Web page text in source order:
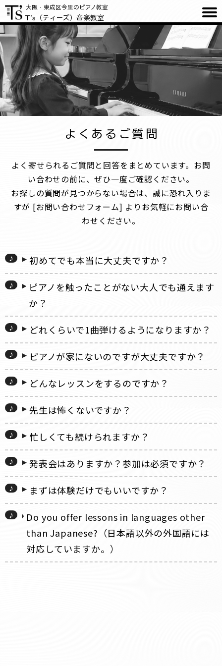
大阪・東成区今里のピアノ教室
T’s（ティーズ）音楽教室
音楽教室のご案内
コース / 料金
ミドル・シニア
よくあるご質問
ピアノ練習室
お問い合わせ
よくあるご質問
よく寄せられるご質問と回答をまとめています。お問
い合わせの前に、ぜひ一度ご確認ください。
お探しの質問が見つからない場合は、誠に恐れ入りま
すが [お問い合わせフォーム] よりお気軽にお問い合
わせください。
初めてでも本当に大丈夫ですか？
ピアノを触ったことがない大人でも通えます
か？
どれくらいで1曲弾けるようになりますか？
ピアノが家にないのですが大丈夫ですか？
どんなレッスンをするのですか？
先生は怖くないですか？
忙しくても続けられますか？
発表会はありますか？参加は必須ですか？
まずは体験だけでもいいですか？
Do you offer lessons in languages other
than Japanese?（日本語以外の外国語には
対応していますか。）